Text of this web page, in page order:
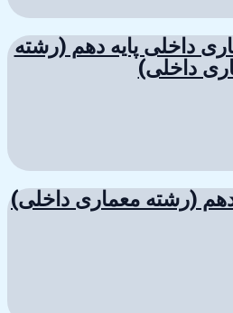
داخلی پایه دهم (رشته
داخلی)
دهم (رشته معماری داخلی)